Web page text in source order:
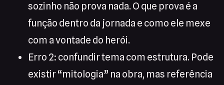
sozinho não prova nada. O que prova é a
função dentro da jornada e como ele mexe
com a vontade do herói.
Erro 2: confundir tema com estrutura. Pode
existir “mitologia” na obra, mas referência